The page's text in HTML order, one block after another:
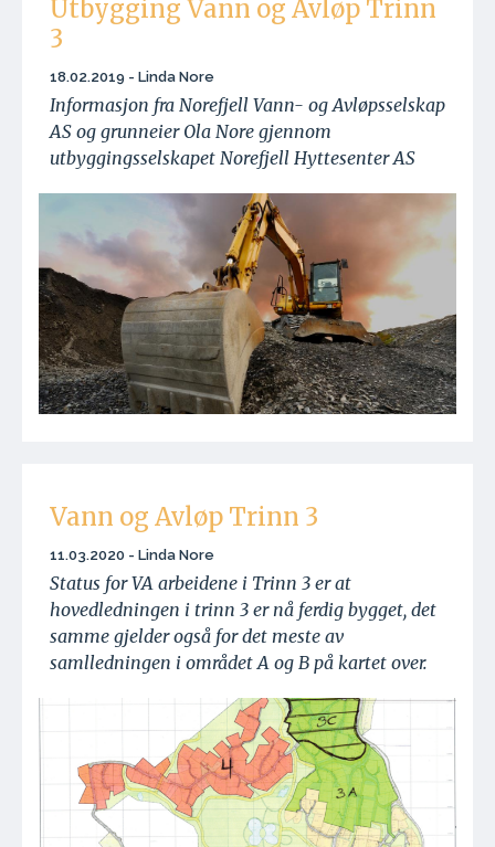
Utbygging Vann og Avløp Trinn
3
18.02.2019 - Linda Nore
Informasjon fra Norefjell Vann- og Avløpsselskap
AS og grunneier Ola Nore gjennom
utbyggingsselskapet Norefjell Hyttesenter AS
Vann og Avløp Trinn 3
11.03.2020 - Linda Nore
Status for VA arbeidene i Trinn 3 er at
hovedledningen i trinn 3 er nå ferdig bygget, det
samme gjelder også for det meste av
samlledningen i området A og B på kartet over.